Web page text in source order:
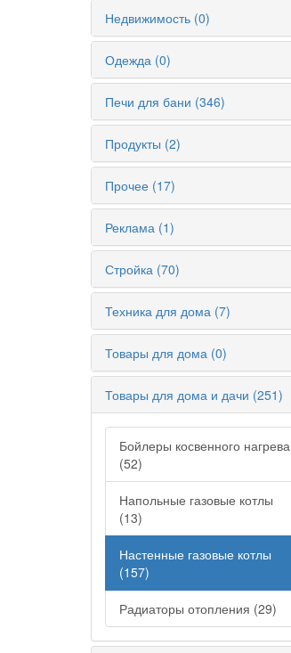
Недвижимость (0)
Одежда (0)
Печи для бани (346)
Продукты (2)
Прочее (17)
Реклама (1)
Стройка (70)
Техника для дома (7)
Товары для дома (0)
Товары для дома и дачи (251)
Бойлеры косвенного нагрева
(52)
Напольные газовые котлы
(13)
Настенные газовые котлы
(157)
Радиаторы отопления (29)